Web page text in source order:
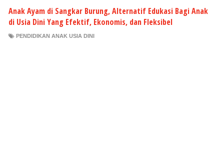
Anak Ayam di Sangkar Burung, Alternatif Edukasi Bagi Anak
di Usia Dini Yang Efektif, Ekonomis, dan Fleksibel
PENDIDIKAN ANAK USIA DINI